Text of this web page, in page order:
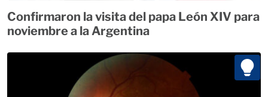
Confirmaron la visita del papa León XIV para
noviembre a la Argentina